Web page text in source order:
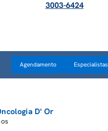
3003-6424
Agendamento Especialistas
D' Or